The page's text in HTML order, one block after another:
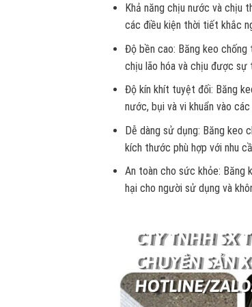
Khả năng chịu nước và chịu
các điều kiện thời tiết khắc
Độ bền cao: Băng keo
chịu lão hóa và chịu được
Độ kín khít tuyệt đối: Băng
nước, bụi và vi khuẩn vào các
Dễ dàng sử dụng: Băng keo
kích thước phù hợp với nhu
An toàn cho sức khỏe: Băng
hại cho người sử dụng và